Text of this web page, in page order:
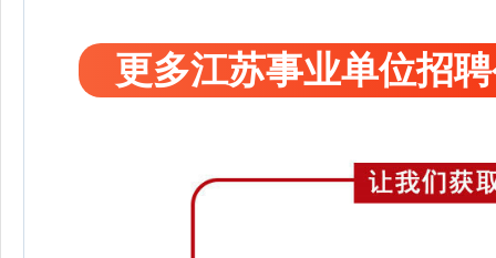
更多江苏事业单位招